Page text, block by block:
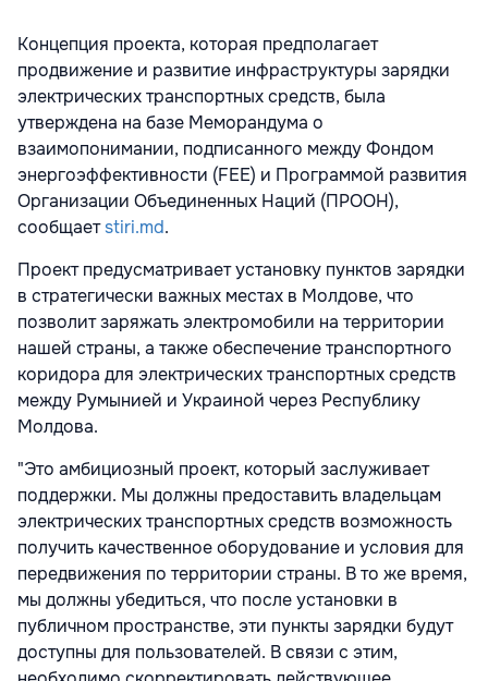
Концепция проекта, которая предполагает
продвижение и развитие инфраструктуры зарядки
электрических транспортных средств, была
утверждена на базе Меморандума о
взаимопонимании, подписанного между Фондом
энергоэффективности (FEE) и Программой развития
Организации Объединенных Наций (ПРООН),
сообщаетstiri.md.
Проект предусматривает установку пунктов зарядки
в стратегически важных местах в Молдове, что
позволит заряжать электромобили на территории
нашей страны, а также обеспечение транспортного
коридора для электрических транспортных средств
между Румынией и Украиной через Республику
Молдова.
"Это амбициозный проект, который заслуживает
поддержки. Мы должны предоставить владельцам
электрических транспортных средств возможность
получить качественное оборудование и условия для
передвижения по территории страны. В то же время,
мы должны убедиться, что после установки в
публичном пространстве, эти пункты зарядки будут
доступны для пользователей. В связи с этим,